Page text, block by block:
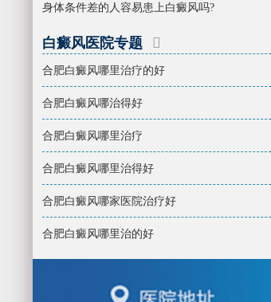
身体条件差的人容易患上白癜风吗?
白癜风医院专题
合肥白癜风哪里治疗的好
合肥白癜风哪治得好
合肥白癜风哪里治疗
合肥白癜风哪里治得好
合肥白癜风哪家医院治疗好
合肥白癜风哪里治的好